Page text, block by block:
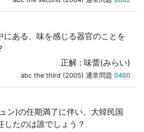
にある、味を感じる器官のことを
正解 : 味蕾(みらい)
abc the third (2005) 通常問題 0460
ン)の任期満了に伴い、大韓民国
したのは誰でしょう？